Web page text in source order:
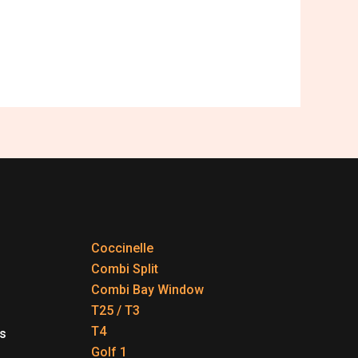
Coccinelle
Combi Split
Combi Bay Window
T25 / T3
T4
Golf 1